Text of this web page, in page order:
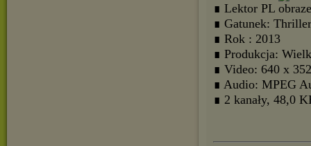
∎ Lektor PL
∎ Gatunek: Thriller
∎ Rok : 2013
∎ Produkcja:
∎ Video: 640 x 352
∎ Audio: MPEG
∎ 2 kanały, 48,0